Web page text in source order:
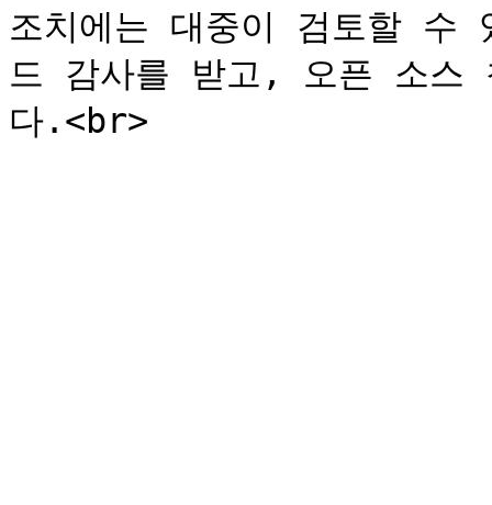
조치에는 대중이 검토할 수
드 감사를 받고, 오픈 소스